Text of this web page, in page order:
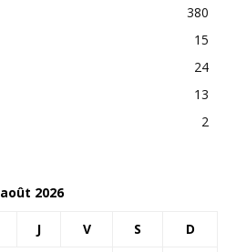
380
15
24
13
2
août 2026
J V S D